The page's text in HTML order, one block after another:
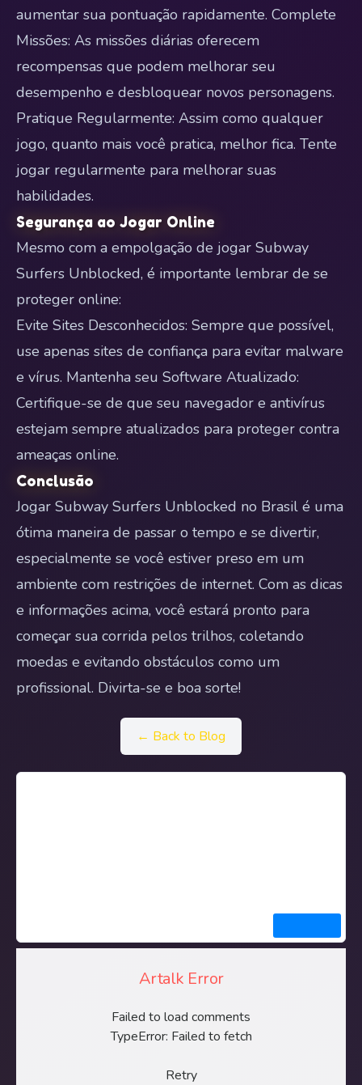
aumentar sua pontuação rapidamente. Complete
Missões: As missões diárias oferecem
recompensas que podem melhorar seu
desempenho e desbloquear novos personagens.
Pratique Regularmente: Assim como qualquer
jogo, quanto mais você pratica, melhor fica. Tente
jogar regularmente para melhorar suas
habilidades.
Segurança ao Jogar Online
Mesmo com a empolgação de jogar Subway
Surfers Unblocked, é importante lembrar de se
proteger online:
Evite Sites Desconhecidos: Sempre que possível,
use apenas sites de confiança para evitar malware
e vírus. Mantenha seu Software Atualizado:
Certifique-se de que seu navegador e antivírus
estejam sempre atualizados para proteger contra
ameaças online.
Conclusão
Jogar Subway Surfers Unblocked no Brasil é uma
ótima maneira de passar o tempo e se divertir,
especialmente se você estiver preso em um
ambiente com restrições de internet. Com as dicas
e informações acima, você estará pronto para
começar sua corrida pelos trilhos, coletando
moedas e evitando obstáculos como um
profissional. Divirta-se e boa sorte!
← Back to Blog
Artalk Error
Failed to load comments
TypeError: Failed to fetch
Retry